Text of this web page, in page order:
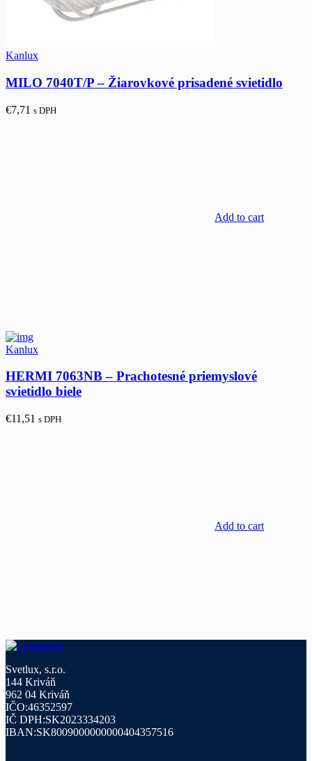
Kanlux
MILO 7040T/P – Žiarovkové prisadené svietidlo
€7,71 s DPH
Add to cart
Kanlux
HERMI 7063NB – Prachotesné priemyslové
svietidlo biele
€11,51 s DPH
Add to cart
Svetlux, s.r.o.
144 Kriváň
962 04 Kriváň
IČO:46352597
IČ DPH:SK2023334203
IBAN:SK8009000000000404357516